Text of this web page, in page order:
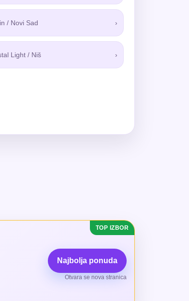
/ Novi Sad ›
Light / Niš ›
Najbolja ponuda
Otvara se nova stranica